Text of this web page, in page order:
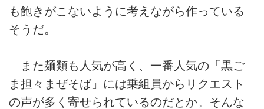
も飽きがこないように考えながら作っている
そうだ。
また麺類も人気が高く、一番人気の「黒ご
ま担々まぜそば」には乗組員からリクエスト
の声が多く寄せられているのだとか。そんな